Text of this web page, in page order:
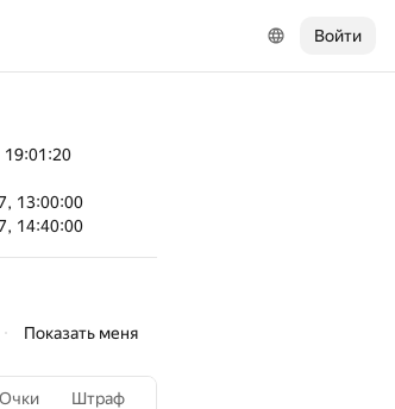
Войти
19:01:20
13:00:00
14:40:00
Показать меня
Очки Штраф